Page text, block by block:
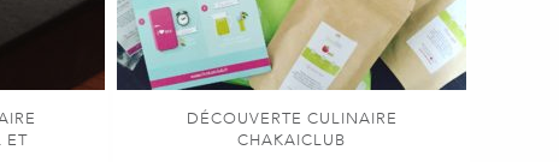
ET
DÉCOUVERTE CULINAIRE
CHAKAICLUB